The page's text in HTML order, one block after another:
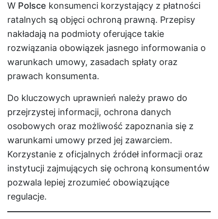
W Polsce konsumenci korzystający z płatności
ratalnych są objęci ochroną prawną. Przepisy
nakładają na podmioty oferujące takie
rozwiązania obowiązek jasnego informowania o
warunkach umowy, zasadach spłaty oraz
prawach konsumenta.
Do kluczowych uprawnień należy prawo do
przejrzystej informacji, ochrona danych
osobowych oraz możliwość zapoznania się z
warunkami umowy przed jej zawarciem.
Korzystanie z oficjalnych źródeł informacji oraz
instytucji zajmujących się ochroną konsumentów
pozwala lepiej zrozumieć obowiązujące
regulacje.